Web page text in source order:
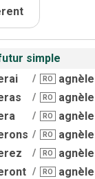
simple
/ RO
/ RO
/ RO
/ RO
/ RO
/ RO